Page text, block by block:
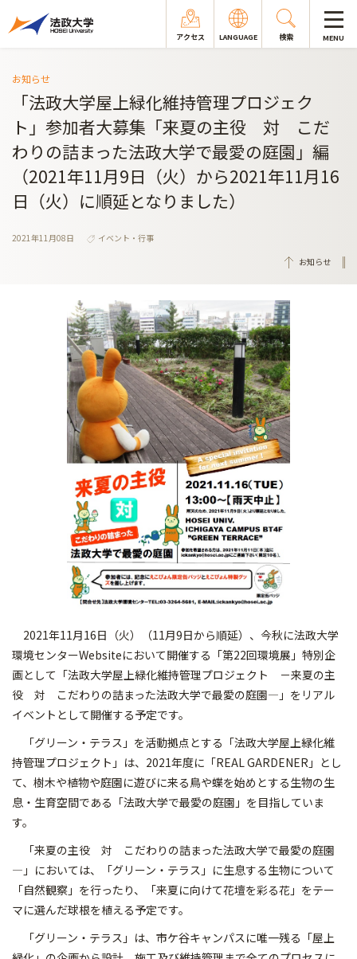
アクセス LANGUAGE 検索 MENU
お知らせ
「法政大学屋上緑化維持管理プロジェク
ト」参加者大募集「来夏の主役 対 こだ
わりの詰まった法政大学で最愛の庭園」編
（2021年11月9日（火）から2021年11月16
日（火）に順延となりました）
2021年11月08日
イベント・行事
お知らせ
2021年11月16日（火）（11月9日から順延）、今秋に法政大学
環境センターWebsiteにおいて開催する「第22回環境展」特別企
画として「法政大学屋上緑化維持管理プロジェクト －来夏の主
役 対 こだわりの詰まった法政大学で最愛の庭園―」をリアル
イベントとして開催する予定です。
「グリーン・テラス」を活動拠点とする「法政大学屋上緑化維
持管理プロジェクト」は、2021年度に「REAL GARDENER」とし
て、樹木や植物や庭園に遊びに来る鳥や蝶を始めとする生物の生
息・生育空間である「法政大学で最愛の庭園」を目指していま
す。
「来夏の主役 対 こだわりの詰まった法政大学で最愛の庭園
―」においては、「グリーン・テラス」に生息する生物について
「自然観察」を行ったり、「来夏に向けて花壇を彩る花」をテー
マに選んだ球根を植える予定です。
「グリーン・テラス」は、市ケ谷キャンパスに唯一残る「屋上